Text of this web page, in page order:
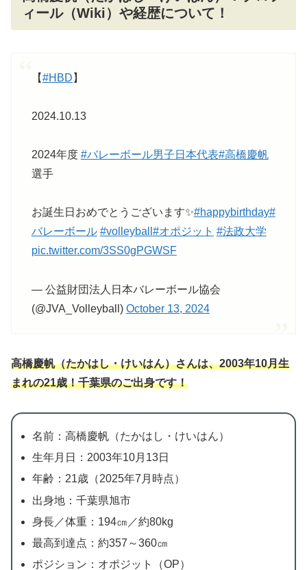
ィール（Wiki）や経歴について！
【#HBD 】
2024.10.13
2024年度 #バレーボール男子日本代表#高橋慶帆
選手
お誕生日おめでとうございます✨#happybirthday#
バレーボール #volleyball #オポジット #法政大学
pic.twitter.com/3SS0gPGWSF
— 公益財団法人日本バレーボール協会
(@JVA_Volleyball) October 13, 2024
高橋慶帆（たかはし・けいはん）さんは、2003年10月生
まれの21歳！千葉県のご出身です！
名前：高橋慶帆（たかはし・けいはん）
生年月日：2003年10月13日
年齢：21歳（2025年7月時点）
出身地：千葉県旭市
身長／体重：194㎝／約80kg
最高到達点：約357～360㎝
ポジション：オポジット（OP）